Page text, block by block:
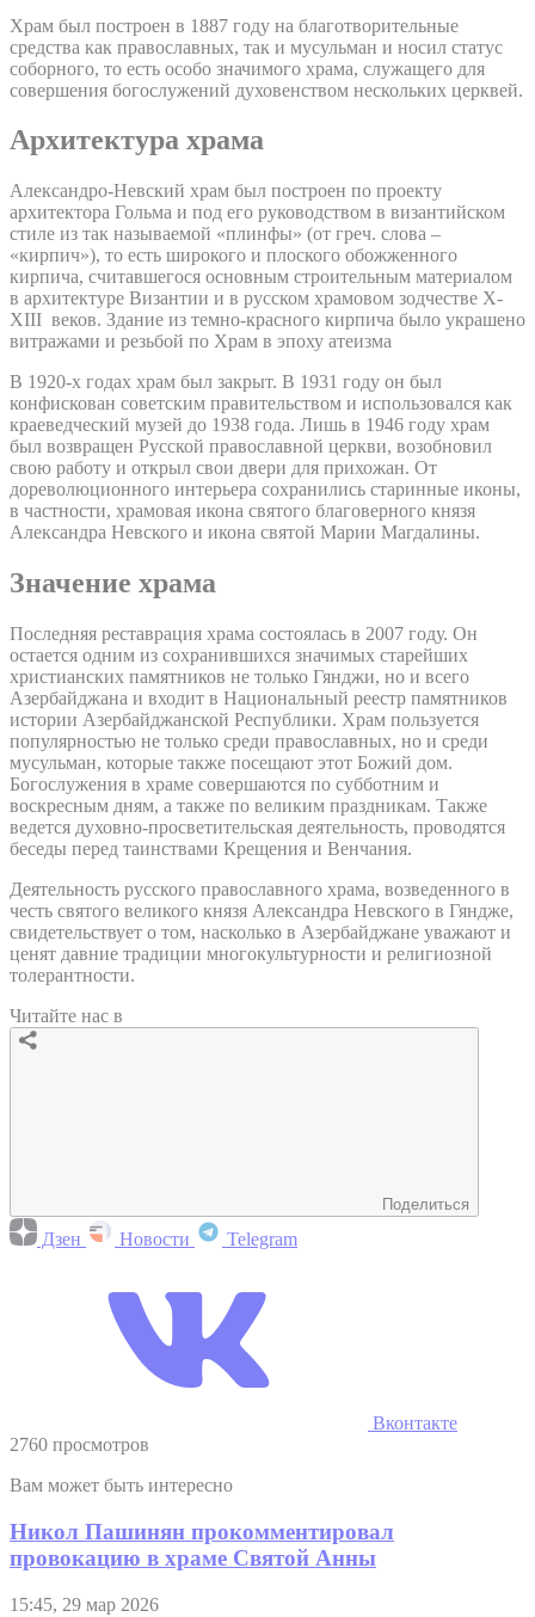
Храм был построен в 1887 году на благотворительные
средства как православных, так и мусульман и носил статус
соборного, то есть особо значимого храма, служащего для
совершения богослужений духовенством нескольких церквей.
Архитектура храма
Александро-Невский храм был построен по проекту
архитектора Гольма и под его руководством в византийском
стиле из так называемой «плинфы» (от греч. слова –
«кирпич»), то есть широкого и плоского обожженного
кирпича, считавшегося основным строительным материалом
в архитектуре Византии и в русском храмовом зодчестве X-
XIII веков. Здание из темно-красного кирпича было украшено
витражами и резьбой по Храм в эпоху атеизма
В 1920-х годах храм был закрыт. В 1931 году он был
конфискован советским правительством и использовался как
краеведческий музей до 1938 года. Лишь в 1946 году храм
был возвращен Русской православной церкви, возобновил
свою работу и открыл свои двери для прихожан. От
дореволюционного интерьера сохранились старинные иконы,
в частности, храмовая икона святого благоверного князя
Александра Невского и икона святой Марии Магдалины.
Значение храма
Последняя реставрация храма состоялась в 2007 году. Он
остается одним из сохранившихся значимых старейших
христианских памятников не только Гянджи, но и всего
Азербайджана и входит в Национальный реестр памятников
истории Азербайджанской Республики. Храм пользуется
популярностью не только среди православных, но и среди
мусульман, которые также посещают этот Божий дом.
Богослужения в храме совершаются по субботним и
воскресным дням, а также по великим праздникам. Также
ведется духовно-просветительская деятельность, проводятся
беседы перед таинствами Крещения и Венчания.
Деятельность русского православного храма, возведенного в
честь святого великого князя Александра Невского в Гяндже,
свидетельствует о том, насколько в Азербайджане уважают и
ценят давние традиции многокультурности и религиозной
толерантности.
Читайте нас в
Поделиться
Дзен Новости Telegram
Вконтакте
2760 просмотров
Вам может быть интересно
Никол Пашинян прокомментировал
провокацию в храме Святой Анны
15:45, 29 мар 2026